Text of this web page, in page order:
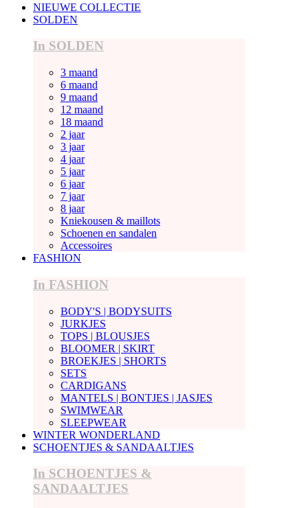
NIEUWE COLLECTIE
SOLDEN
In SOLDEN
3 maand
6 maand
9 maand
12 maand
18 maand
2 jaar
3 jaar
4 jaar
5 jaar
6 jaar
7 jaar
8 jaar
Kniekousen & maillots
Schoenen en sandalen
Accessoires
FASHION
In FASHION
BODY'S | BODYSUITS
JURKJES
TOPS | BLOUSJES
BLOOMER | SKIRT
BROEKJES | SHORTS
SETS
CARDIGANS
MANTELS | BONTJES | JASJES
SWIMWEAR
SLEEPWEAR
WINTER WONDERLAND
SCHOENTJES & SANDAALTJES
In SCHOENTJES &
SANDAALTJES